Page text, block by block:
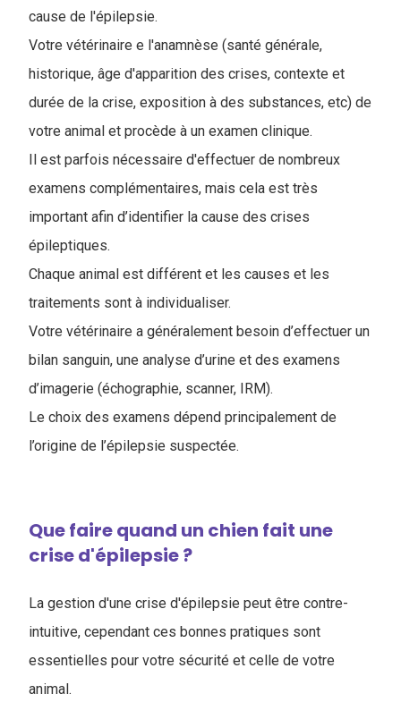
cause de l'épilepsie.
Votre vétérinaire e l'anamnèse (santé générale,
historique, âge d'apparition des crises, contexte et
durée de la crise, exposition à des substances, etc) de
votre animal et procède à un examen clinique.
Il est parfois nécessaire d'effectuer de nombreux
examens complémentaires, mais cela est très
important afin d’identifier la cause des crises
épileptiques.
Chaque animal est différent et les causes et les
traitements sont à individualiser.
Votre vétérinaire a généralement besoin d’effectuer un
bilan sanguin, une analyse d’urine et des examens
d’imagerie (échographie, scanner, IRM).
Le choix des examens dépend principalement de
l’origine de l’épilepsie suspectée.
Que faire quand un chien fait une
crise d'épilepsie ?
La gestion d'une crise d'épilepsie peut être contre-
intuitive, cependant ces bonnes pratiques sont
essentielles pour votre sécurité et celle de votre
animal.